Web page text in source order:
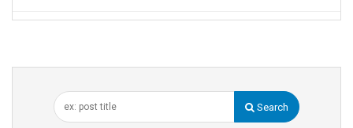
Search